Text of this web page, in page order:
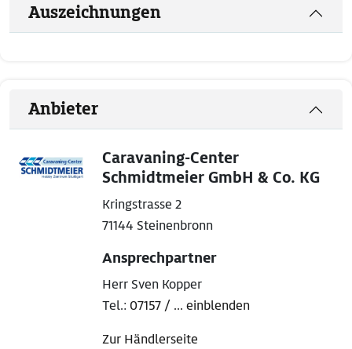
Auszeichnungen
Anbieter
Caravaning-Center
Schmidtmeier GmbH & Co. KG
Kringstrasse 2
71144 Steinenbronn
Ansprechpartner
Herr Sven Kopper
Tel.: 07157 / ... einblenden
Zur Händlerseite